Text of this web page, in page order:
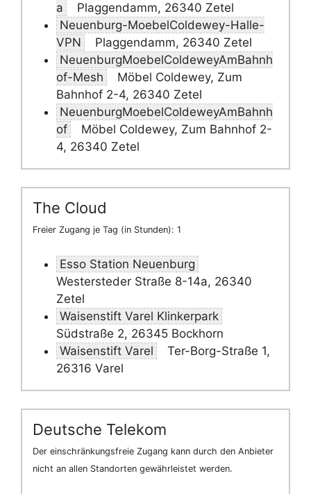
a
Plaggendamm, 26340 Zetel
Neuenburg-MoebelColdewey-Halle-
VPN
Plaggendamm, 26340 Zetel
NeuenburgMoebelColdeweyAmBahnh
of-Mesh
Möbel Coldewey, Zum
Bahnhof 2-4, 26340 Zetel
NeuenburgMoebelColdeweyAmBahnh
of
Möbel Coldewey, Zum Bahnhof 2-
4, 26340 Zetel
The Cloud
Freier Zugang je Tag (in Stunden): 1
Esso Station Neuenburg
Westersteder Straße 8-14a, 26340
Zetel
Waisenstift Varel Klinkerpark
Südstraße 2, 26345 Bockhorn
Waisenstift Varel
Ter-Borg-Straße 1,
26316 Varel
Deutsche Telekom
Der einschränkungsfreie Zugang kann durch den Anbieter
nicht an allen Standorten gewährleistet werden.